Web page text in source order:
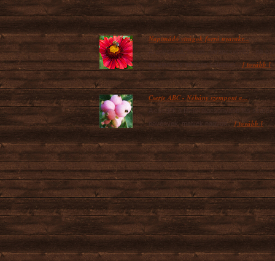
Napimádó virágok forró nyarakr...
Aranysárga, bordó, narancsvörös - ha
az élénk és merész színeket...[ tovább ]
Cserje ABC - Néhány szempont a...
A cserjék a fáktól alacsonyabb fás szárú
növények, melyek nagyon...[ tovább ]